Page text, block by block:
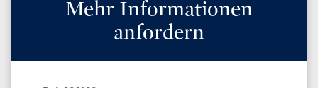
Mehr Informationen
anfordern